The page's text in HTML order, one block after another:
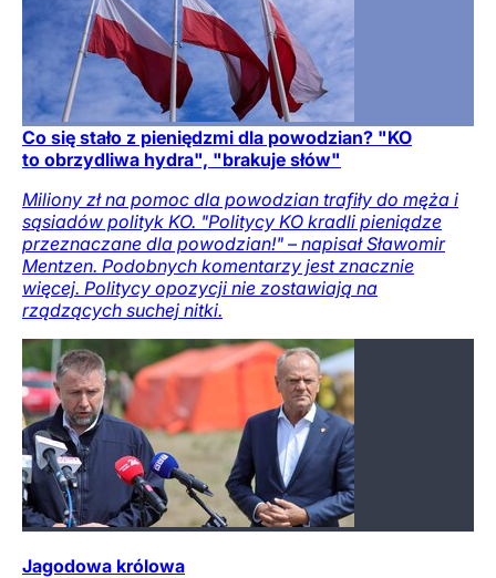
Co się stało z pieniędzmi dla powodzian? "KO
to obrzydliwa hydra", "brakuje słów"
Miliony zł na pomoc dla powodzian trafiły do męża i
sąsiadów polityk KO. "Politycy KO kradli pieniądze
przeznaczane dla powodzian!" – napisał Sławomir
Mentzen. Podobnych komentarzy jest znacznie
więcej. Politycy opozycji nie zostawiają na
rządzących suchej nitki.
Jagodowa królowa